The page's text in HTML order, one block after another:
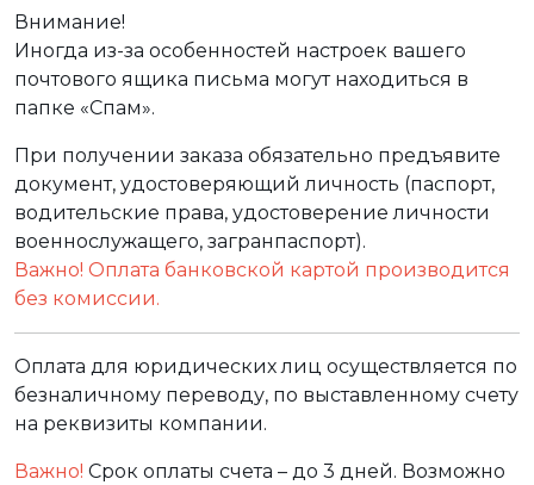
Внимание!
Иногда из-за особенностей настроек вашего
почтового ящика письма могут находиться в
папке «Спам».
При получении заказа обязательно предъявите
документ, удостоверяющий личность (паспорт,
водительские права, удостоверение личности
военнослужащего, загранпаспорт).
Важно! Оплата банковской картой производится
без комиссии.
Оплата для юридических лиц осуществляется по
безналичному переводу, по выставленному счету
на реквизиты компании.
Важно! Срок оплаты счета – до 3 дней. Возможно